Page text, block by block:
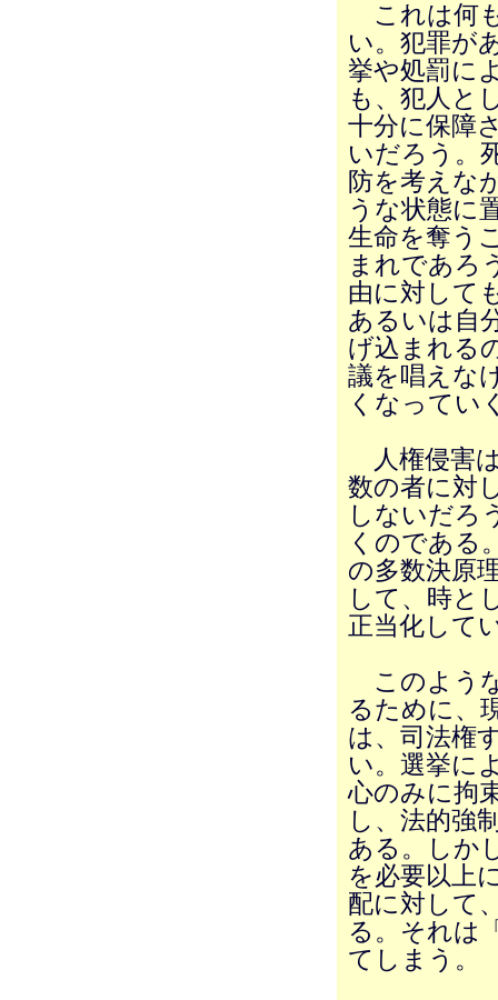
これは何
い。犯罪が
挙や処罰に
も、犯人と
十分に保障
いだろう。
防を考えな
うな状態に
生命を奪う
まれであろ
由に対して
あるいは自
げ込まれる
議を唱えな
くなってい
人権侵害
数の者に対
しないだろ
くのである
の多数決原
して、時と
正当化して
このよう
るために、
は、司法権
い。選挙に
心のみに拘
し、法的強
ある。しか
を必要以上
配に対して
る。それは
てしまう。